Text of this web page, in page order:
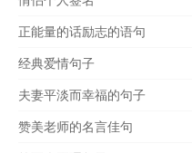
正能量的话励志的语句
经典爱情句子
夫妻平淡而幸福的句子
赞美老师的名言佳句